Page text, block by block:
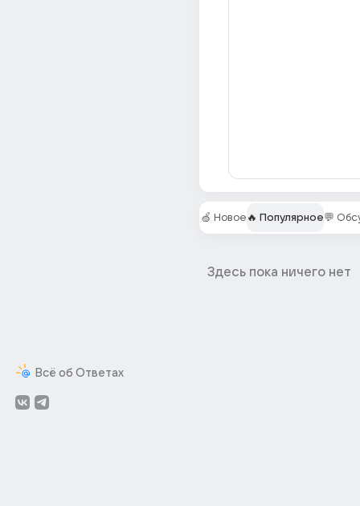
Всё об Ответах
🍏 Новое 🔥 Популярное💬
Здесь пока ничего нет